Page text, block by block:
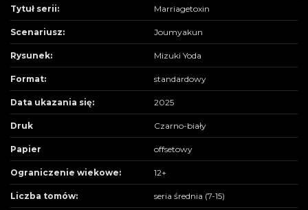
Tytuł serii: Marriagetoxin
Scenariusz: Joumyakun
Rysunek: Mizuki Yoda
Format: standardowy
Data ukazania się: 2025
Druk Czarno-biały
Papier offsetowy
Ograniczenie wiekowe: 12+
Liczba tomów: seria średnia (7-15)